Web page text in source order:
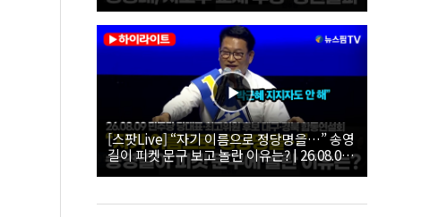
26.08.09 더불어민주당 당대표·최고위원 후
보 대구·경북 합동연설회
[스팟Live] “자기 이름으로 정당명을…” 송영
길이 피켓 문구 보고 놀란 이유는? | 26.08.09
더불어민주당 당대표·최고위원 후보 대구·경